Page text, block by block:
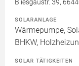
Bliesgaustr. 39,
SOLARANLAGE
Wärmepumpe,
BHKW,
SOLAR TÄTIGKEITEN